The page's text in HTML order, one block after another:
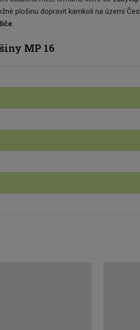
plošinu dopravit kamkoli na území
MP 16